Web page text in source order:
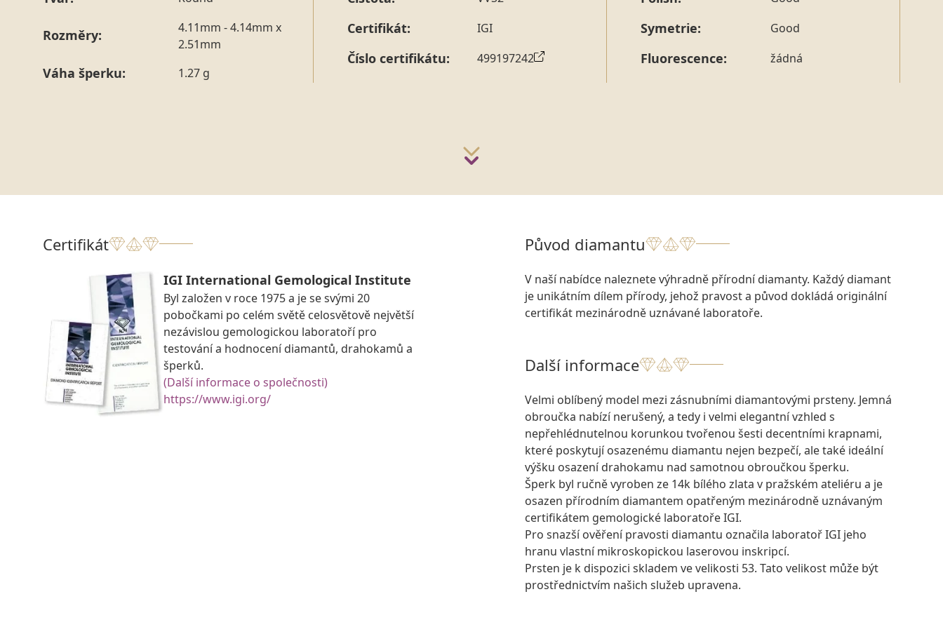
Pro sdělení skladové velikosti tohoto konkrétního prstenu nás můžete
Rozměry:
4.11mm - 4.14mm x
2.51mm
Váha šperku: 1.27 g
Certifikát: IGI
Číslo certifikátu: 499197242
Symetrie: Good
Fluorescence: žádná
Certifikát
IGI International Gemological Institute
Byl založen v roce 1975 a je se svými 20
pobočkami po celém světě celosvětově největší
nezávislou gemologickou laboratoří pro
testování a hodnocení diamantů, drahokamů a
šperků.
(Další informace o společnosti)
https://www.igi.org/
Původ diamantu
V naší nabídce naleznete výhradně přírodní diamanty. Každý diamant
je unikátním dílem přírody, jehož pravost a původ dokládá originální
certifikát mezinárodně uznávané laboratoře.
Další informace
Velmi oblíbený model mezi zásnubními diamantovými prsteny. Jemná
obroučka nabízí nerušený, a tedy i velmi elegantní vzhled s
nepřehlédnutelnou korunkou tvořenou šesti decentními krapnami,
které poskytují osazenému diamantu nejen bezpečí, ale také ideální
výšku osazení drahokamu nad samotnou obroučkou šperku.
Šperk byl ručně vyroben ze 14k bílého zlata v pražském ateliéru a je
osazen přírodním diamantem opatřeným mezinárodně uznávaným
certifikátem gemologické laboratoře IGI.
Pro snazší ověření pravosti diamantu označila laboratoř IGI jeho
hranu vlastní mikroskopickou laserovou inskripcí.
Prsten je k dispozici skladem ve velikosti 53. Tato velikost může být
prostřednictvím našich služeb upravena.